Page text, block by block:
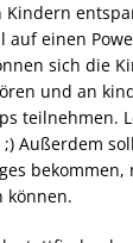
Kindern
auf einen
sich die
und an
teilnehmen.
Außerdem
können.